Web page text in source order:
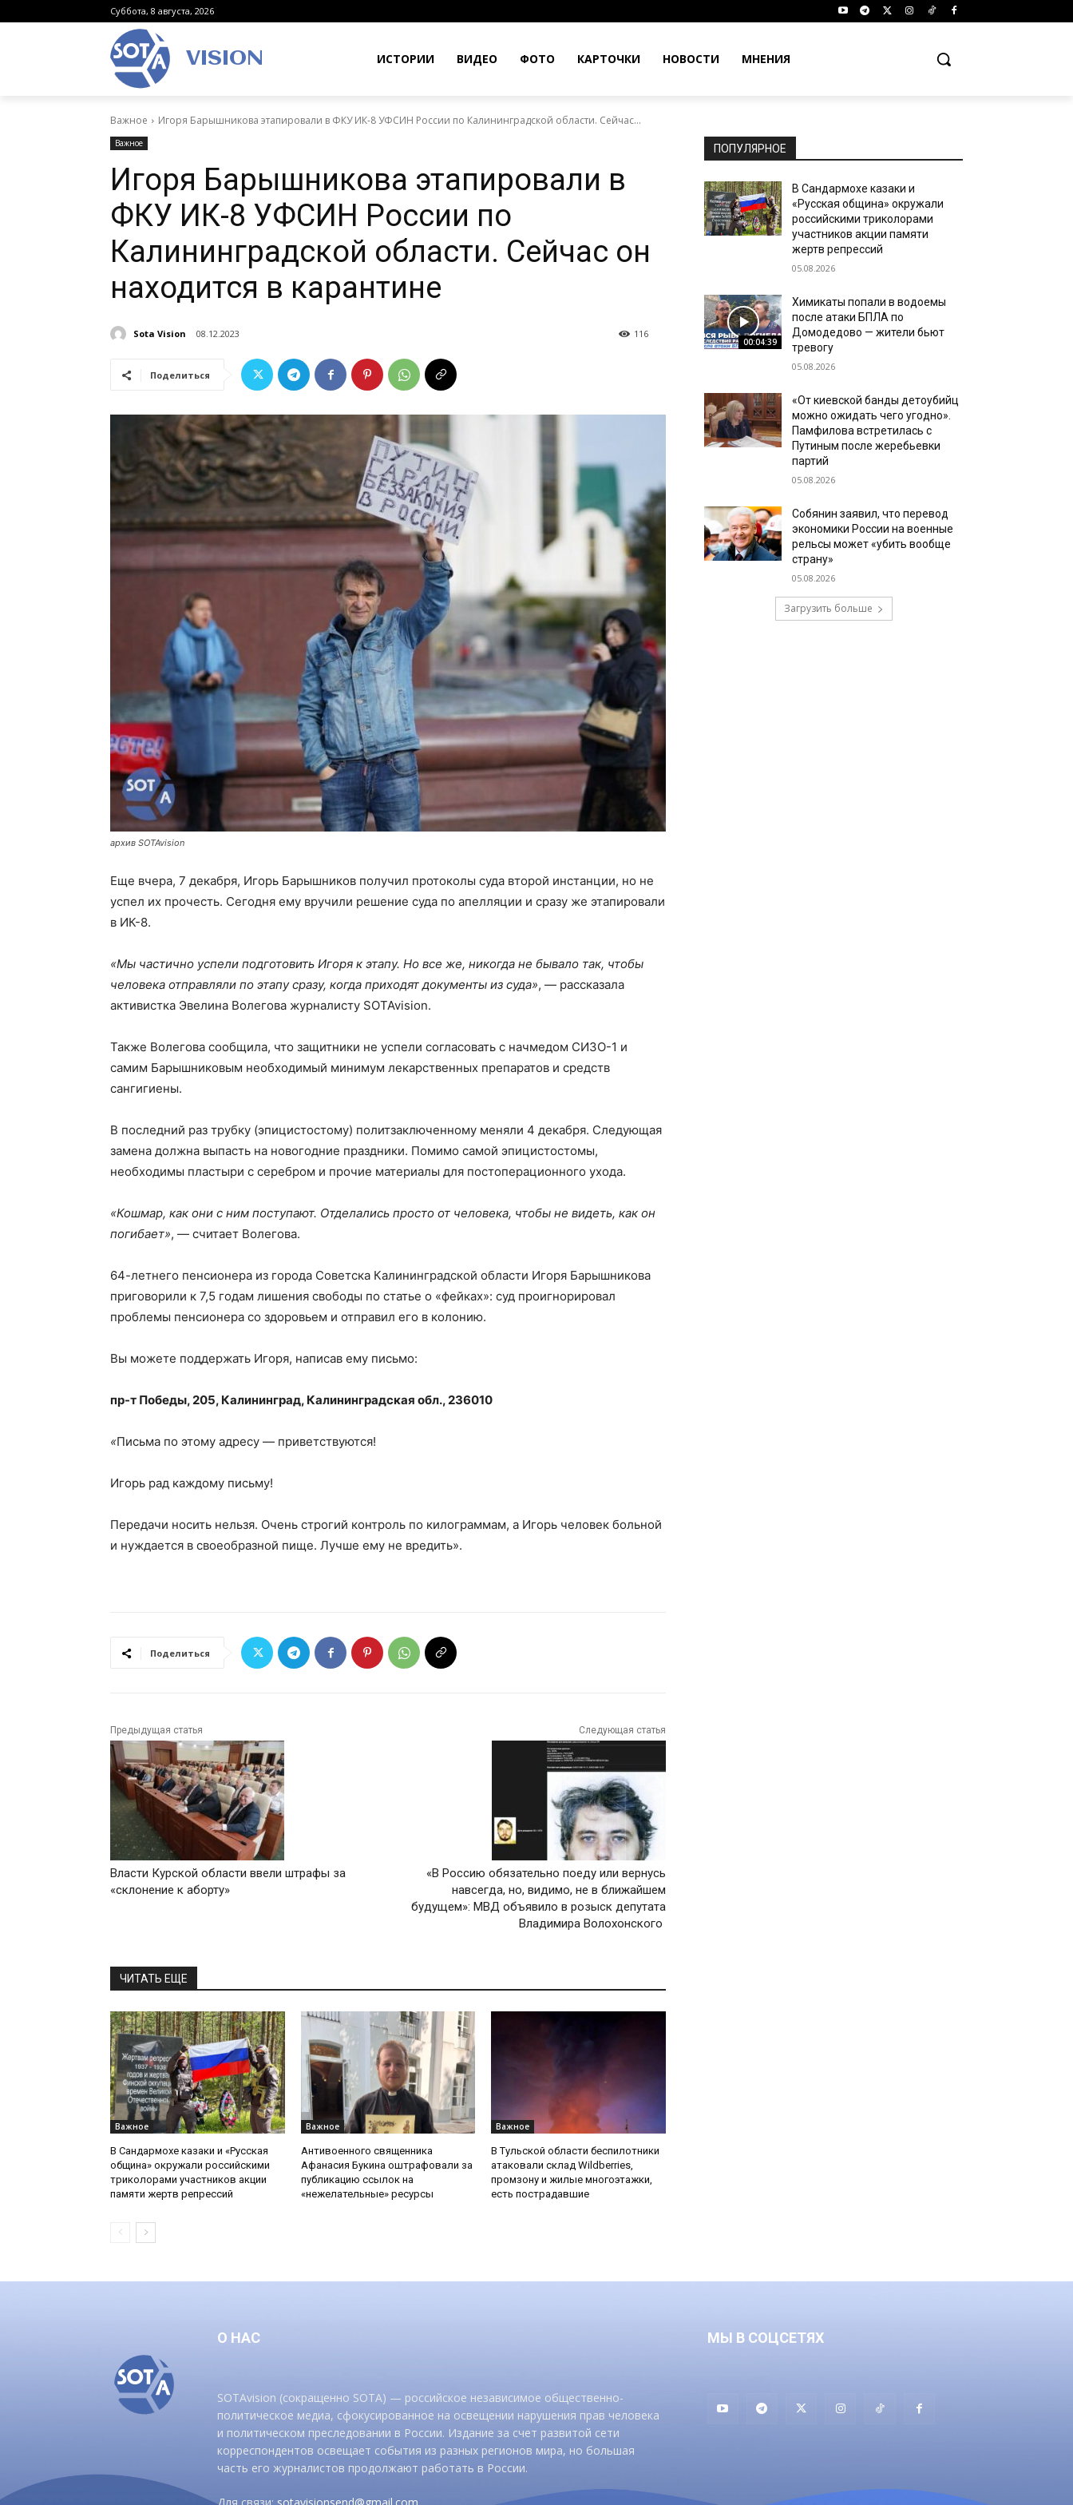
Суббота, 8 августа, 2026
VISION ИСТОРИИ ВИДЕО ФОТО КАРТОЧКИ НОВОСТИ МНЕНИЯ
Важное Игоря Барышникова этапировали в ФКУ ИК-8 УФСИН России по Калининградской области. Сейчас...
Важное
Игоря Барышникова этапировали в
ФКУ ИК-8 УФСИН России по
Калининградской области. Сейчас он
находится в карантине
Sota Vision 08.12.2023 116
Поделиться
архив SOTAvision
Еще вчера, 7 декабря, Игорь Барышников получил протоколы суда второй инстанции, но не
успел их прочесть. Сегодня ему вручили решение суда по апелляции и сразу же этапировали
в ИК-8.
«Мы частично успели подготовить Игоря к этапу. Но все же, никогда не бывало так, чтобы
человека отправляли по этапу сразу, когда приходят документы из суда», — рассказала
активистка Эвелина Волегова журналисту SOTAvision.
Также Волегова сообщила, что защитники не успели согласовать с начмедом СИЗО-1 и
самим Барышниковым необходимый минимум лекарственных препаратов и средств
сангигиены.
В последний раз трубку (эпицистостому) политзаключенному меняли 4 декабря. Следующая
замена должна выпасть на новогодние праздники. Помимо самой эпицистостомы,
необходимы пластыри с серебром и прочие материалы для постоперационного ухода.
«Кошмар, как они с ним поступают. Отделались просто от человека, чтобы не видеть, как он
погибает», — считает Волегова.
64-летнего пенсионера из города Советска Калининградской области Игоря Барышникова
приговорили к 7,5 годам лишения свободы по статье о «фейках»: суд проигнорировал
проблемы пенсионера со здоровьем и отправил его в колонию.
Вы можете поддержать Игоря, написав ему письмо:
пр-т Победы, 205, Калининград, Калининградская обл., 236010
«Письма по этому адресу — приветствуются!
Игорь рад каждому письму!
Передачи носить нельзя. Очень строгий контроль по килограммам, а Игорь человек больной
и нуждается в своеобразной пище. Лучше ему не вредить».
Поделиться
Предыдущая статья
Власти Курской области ввели штрафы за
«склонение к аборту»
Следующая статья
«В Россию обязательно поеду или вернусь
навсегда, но, видимо, не в ближайшем
будущем»: МВД объявило в розыск депутата
Владимира Волохонского
ЧИТАТЬ ЕЩЕ
Важное
В Сандармохе казаки и «Русская
община» окружали российскими
триколорами участников акции
памяти жертв репрессий
Важное
Антивоенного священника
Афанасия Букина оштрафовали за
публикацию ссылок на
«нежелательные» ресурсы
Важное
В Тульской области беспилотники
атаковали склад Wildberries,
промзону и жилые многоэтажки,
есть пострадавшие
ПОПУЛЯРНОЕ
В Сандармохе казаки и
«Русская община» окружали
российскими триколорами
участников акции памяти
жертв репрессий
05.08.2026
00:04:39
Химикаты попали в водоемы
после атаки БПЛА по
Домодедово — жители бьют
тревогу
05.08.2026
«От киевской банды детоубийц
можно ожидать чего угодно».
Памфилова встретилась с
Путиным после жеребьевки
партий
05.08.2026
Собянин заявил, что перевод
экономики России на военные
рельсы может «убить вообще
страну»
05.08.2026
Загрузить больше
О НАС
SOTAvision (сокращенно SOTA) — российское независимое общественно-
политическое медиа, сфокусированное на освещении нарушения прав человека
и политическом преследовании в России. Издание за счет развитой сети
корреспондентов освещает события из разных регионов мира, но большая
часть его журналистов продолжают работать в России.
МЫ В СОЦСЕТЯХ